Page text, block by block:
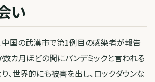
い
中国の武漢市で第1例目の感染者が報告
数カ月ほどの間にパンデミックと言われる
、世界的にも被害を出し、ロックダウンな